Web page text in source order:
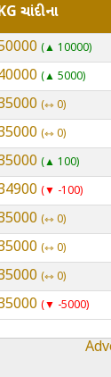
ચાંદીના
▲ 10000
▲ 5000
⇿ 0
⇿ 0
▲ 100
▼ -100
⇿ 0
⇿ 0
⇿ 0
▼ -5000